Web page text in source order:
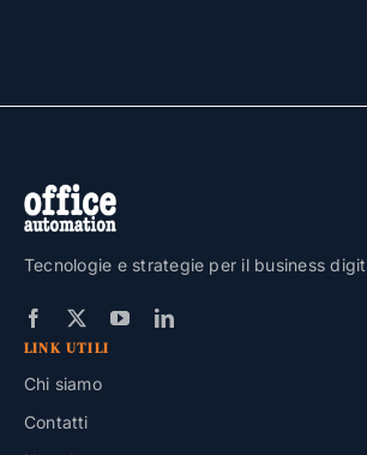
Tecnologie e strategie per il business
LINK UTILI
Chi siamo
Contatti